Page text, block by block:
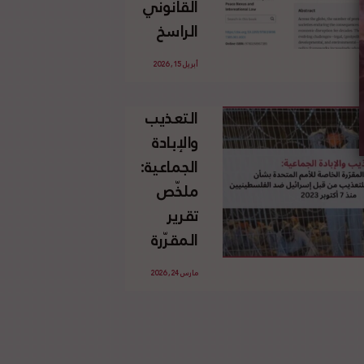
الإسرائيلي
غير
القانوني
الفلسطينية
القانوني
الراسخ
للاجئين
وحقهم
في العودة
بموجب
القانون
الدولي
أبريل 15, 2026
التعذيب
والإبادة
الجماعية:
ملخّص
تقرير
المقرّرة
الخاصة
مارس 24, 2026